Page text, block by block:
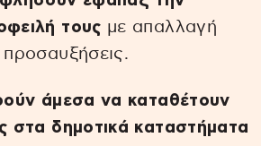
τους με απαλλαγή
άμεσα να καταθέτουν
στα δημοτικά καταστήματα